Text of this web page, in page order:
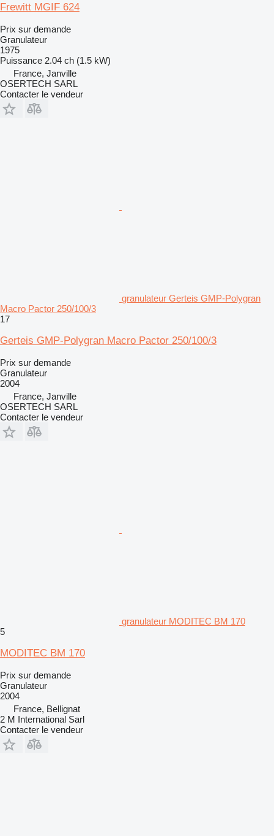
Frewitt MGIF 624
Prix sur demande
Granulateur
1975
Puissance 2.04 ch (1.5 kW)
France, Janville
OSERTECH SARL
Contacter le vendeur
granulateur Gerteis GMP-Polygran
Macro Pactor 250/100/3
17
Gerteis GMP-Polygran Macro Pactor 250/100/3
Prix sur demande
Granulateur
2004
France, Janville
OSERTECH SARL
Contacter le vendeur
granulateur MODITEC BM 170
5
MODITEC BM 170
Prix sur demande
Granulateur
2004
France, Bellignat
2 M International Sarl
Contacter le vendeur